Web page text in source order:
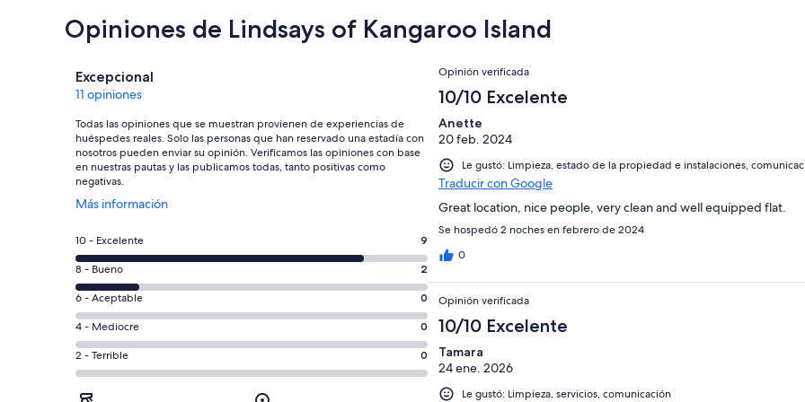
Opiniones de Lindsays of Kangaroo Island
Opiniones
Excepcional
11 opiniones
Todas las opiniones que se muestran provienen de experiencias de
huéspedes reales. Solo las personas que han reservado una estadía con
nosotros pueden enviar su opinión. Verificamos las opiniones con base
en nuestras pautas y las publicamos todas, tanto positivas como
negativas.
Más información
Se
en
una
nueva
ventana
Evaluación:
10
-
Excelente.
9
de
11
opiniones
10 - Excelente 9
Evaluación:
8
-
Bueno.
2
de
11
8 - Bueno 2
Evaluación:
6
-
Aceptable.
0
de
6 - Aceptable 0
Evaluación:
4
-
4 - Mediocre 0
Evaluación:
2
-
2 - Terrible 0
Opiniones
Opinión verificada
10/10 Excelente
Anette
20 feb. 2024
Le gustó: Limpieza, estado de la propiedad e instalaciones,
Traducir con Google
Great location, nice people, very clean and well equipped flat.
Se hospedó 2 noches en febrero de 2024
0
Opinión verificada
10/10 Excelente
Tamara
24 ene. 2026
Le gustó: Limpieza, servicios, comunicación